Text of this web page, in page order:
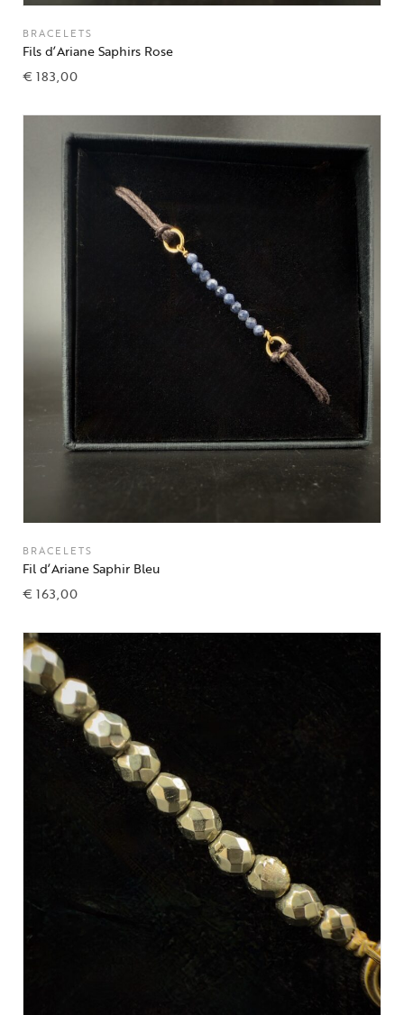
BRACELETS
Fils d’Ariane Saphirs Rose
€183,00
BRACELETS
Fil d’Ariane Saphir Bleu
€163,00